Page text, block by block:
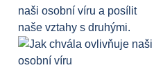
naši osobní víru a posílit
naše vztahy s druhými.